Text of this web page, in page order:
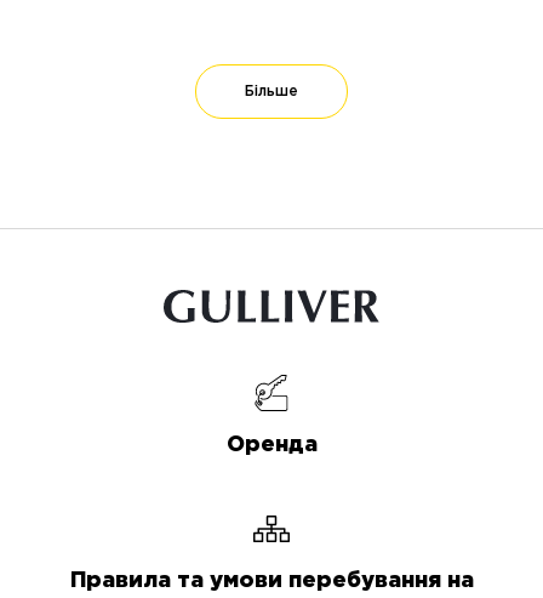
Більше
Оренда
Правила та умови перебування на